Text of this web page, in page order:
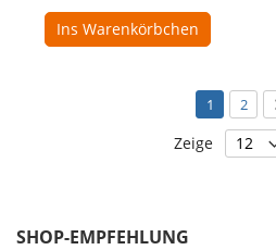
Ins Warenkörbchen
Seite
Sie lesen
1 Seite
2
Zeige
SHOP-EMPFEHLUNG